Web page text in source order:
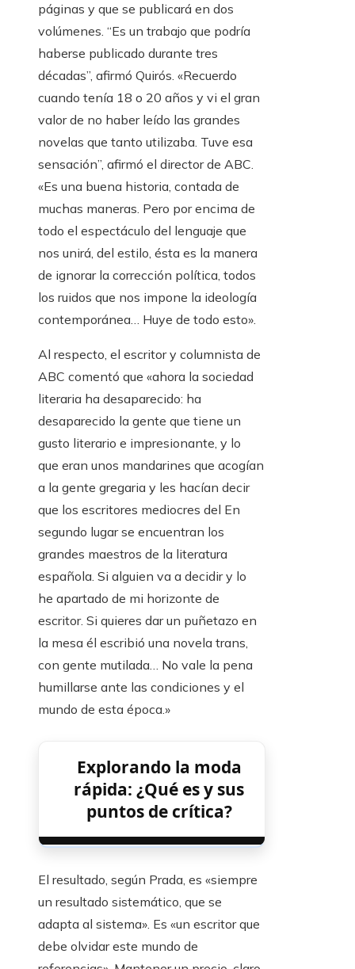
páginas y que se publicará en dos
volúmenes. “Es un trabajo que podría
haberse publicado durante tres
décadas”, afirmó Quirós. «Recuerdo
cuando tenía 18 o 20 años y vi el gran
valor de no haber leído las grandes
novelas que tanto utilizaba. Tuve esa
sensación”, afirmó el director de ABC.
«Es una buena historia, contada de
muchas maneras. Pero por encima de
todo el espectáculo del lenguaje que
nos unirá, del estilo, ésta es la manera
de ignorar la corrección política, todos
los ruidos que nos impone la ideología
contemporánea… Huye de todo esto».
Al respecto, el escritor y columnista de
ABC comentó que «ahora la sociedad
literaria ha desaparecido: ha
desaparecido la gente que tiene un
gusto literario e impresionante, y lo
que eran unos mandarines que acogían
a la gente gregaria y les hacían decir
que los escritores mediocres del En
segundo lugar se encuentran los
grandes maestros de la literatura
española. Si alguien va a decidir y lo
he apartado de mi horizonte de
escritor. Si quieres dar un puñetazo en
la mesa él escribió una novela trans,
con gente mutilada… No vale la pena
humillarse ante las condiciones y el
mundo de esta época.»
Explorando la moda
rápida: ¿Qué es y sus
puntos de crítica?
El resultado, según Prada, es «siempre
un resultado sistemático, que se
adapta al sistema». Es «un escritor que
debe olvidar este mundo de